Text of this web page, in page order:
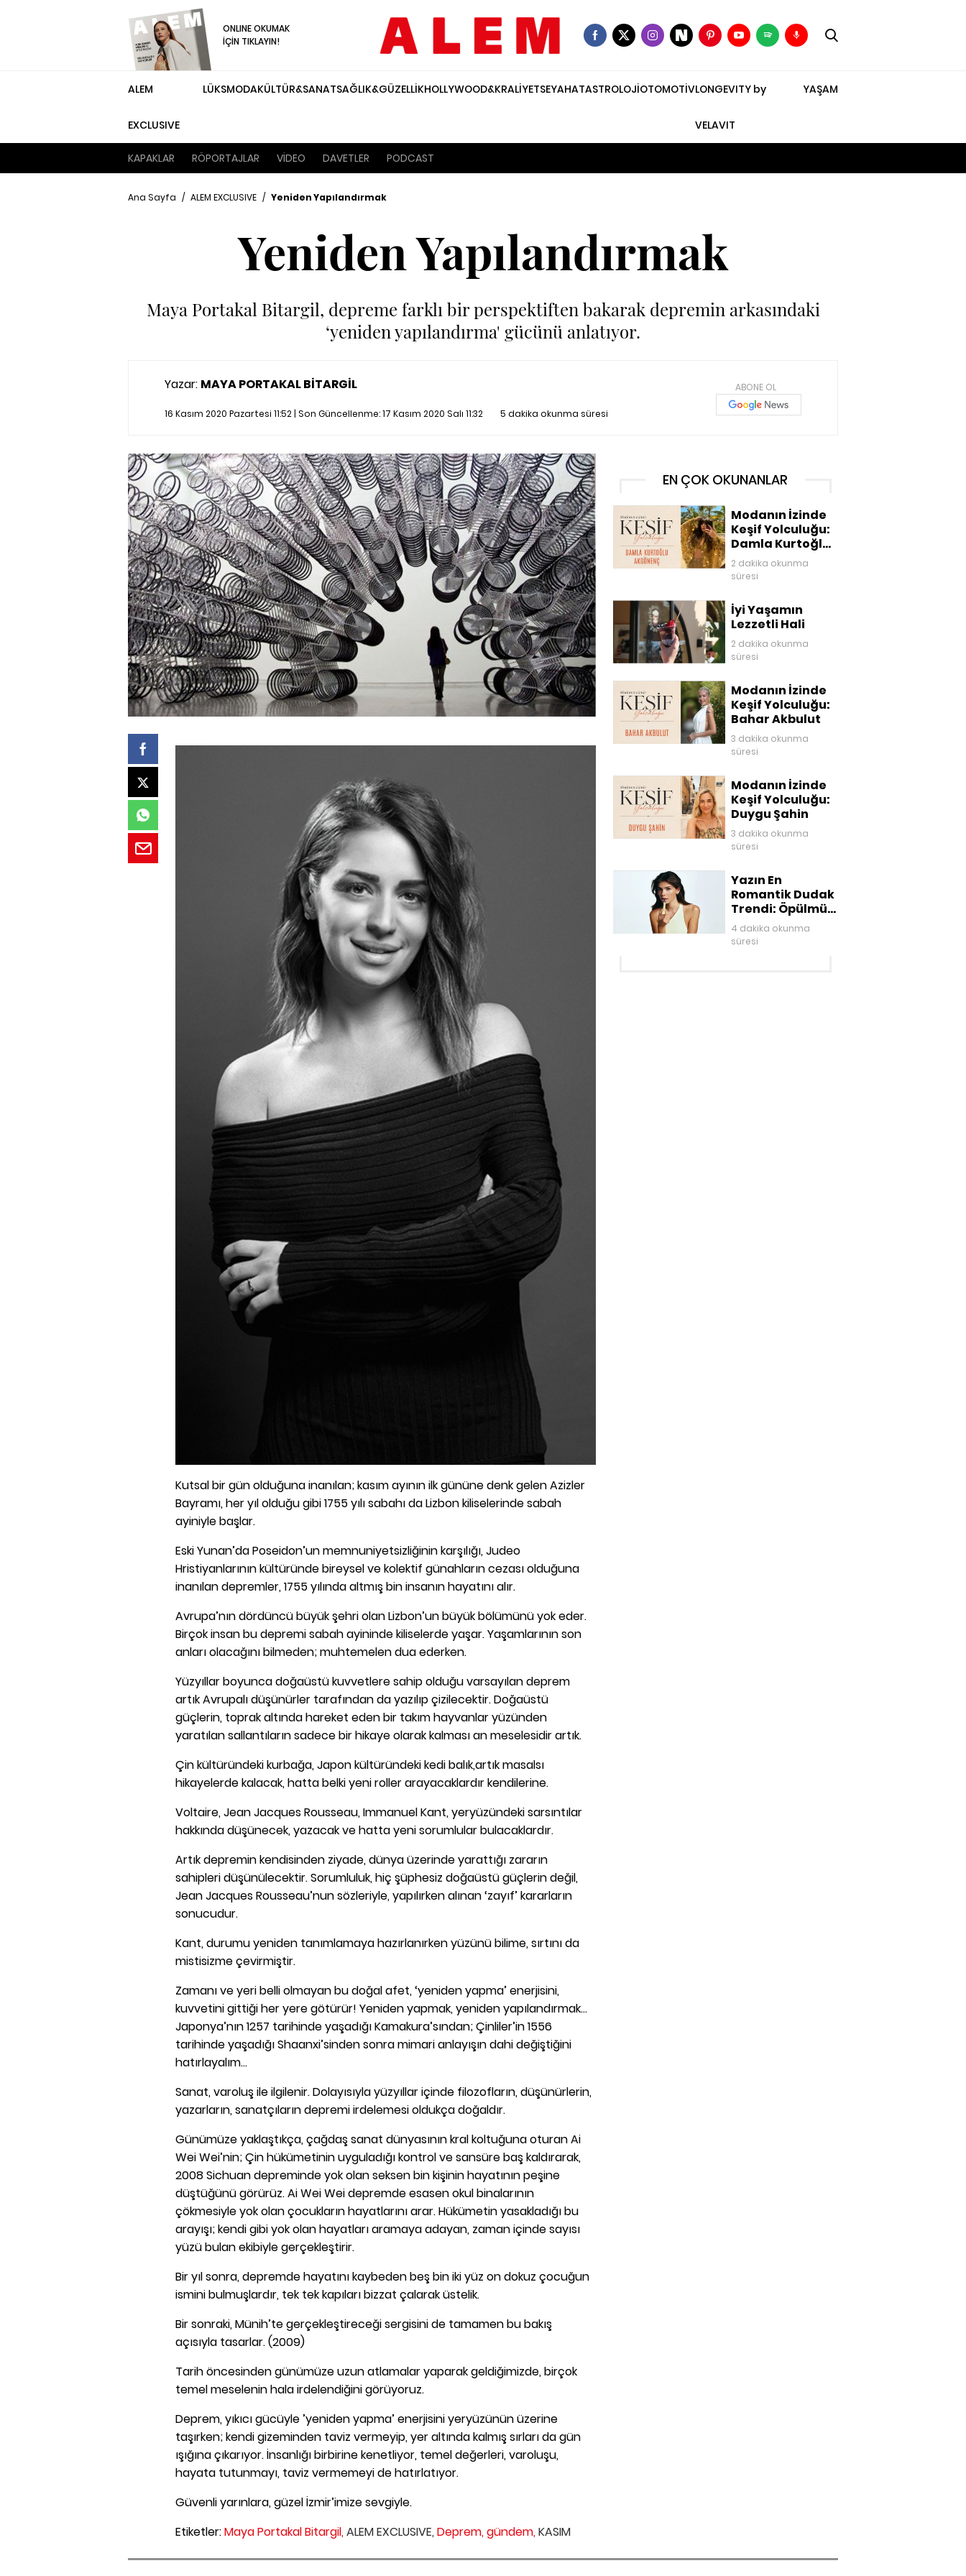
ONLINE OKUMAK
İÇİN TIKLAYIN!
ALEM
EXCLUSIVE
LÜKSMODAKÜLTÜR&SANATSAĞLIK&GÜZELLİKHOLLYWOOD&KRALİYETSEYAHATASTROLOJİOTOMOTİVLONGEVITY by
VELAVIT
YAŞAM
KAPAKLAR RÖPORTAJLAR VİDEO DAVETLER PODCAST
Ana Sayfa / ALEM EXCLUSIVE / Yeniden Yapılandırmak
Yeniden Yapılandırmak
Maya Portakal Bitargil, depreme farklı bir perspektiften bakarak depremin arkasındaki
‘yeniden yapılandırma' gücünü anlatıyor.
Yazar: MAYA PORTAKAL BİTARGİL
16 Kasım 2020 Pazartesi 11:52 | Son Güncellenme:17 Kasım 2020 Salı 11:32 5 dakika okunma süresi
ABONE OL
Kutsal bir gün olduğuna inanılan; kasım ayının ilk gününe denk gelen Azizler
Bayramı, her yıl olduğu gibi 1755 yılı sabahı da Lizbon kiliselerinde sabah
ayiniyle başlar.
Eski Yunan’da Poseidon’un memnuniyetsizliğinin karşılığı, Judeo
Hristiyanlarının kültüründe bireysel ve kolektif günahların cezası olduğuna
inanılan depremler, 1755 yılında altmış bin insanın hayatını alır.
Avrupa’nın dördüncü büyük şehri olan Lizbon’un büyük bölümünü yok eder.
Birçok insan bu depremi sabah ayininde kiliselerde yaşar. Yaşamlarının son
anları olacağını bilmeden; muhtemelen dua ederken.
Yüzyıllar boyunca doğaüstü kuvvetlere sahip olduğu varsayılan deprem
artık Avrupalı düşünürler tarafından da yazılıp çizilecektir. Doğaüstü
güçlerin, toprak altında hareket eden bir takım hayvanlar yüzünden
yaratılan sallantıların sadece bir hikaye olarak kalması an meselesidir artık.
Çin kültüründeki kurbağa, Japon kültüründeki kedi balık,artık masalsı
hikayelerde kalacak, hatta belki yeni roller arayacaklardır kendilerine.
Voltaire, Jean Jacques Rousseau, Immanuel Kant, yeryüzündeki sarsıntılar
hakkında düşünecek, yazacak ve hatta yeni sorumlular bulacaklardır.
Artık depremin kendisinden ziyade, dünya üzerinde yarattığı zararın
sahipleri düşünülecektir. Sorumluluk, hiç şüphesiz doğaüstü güçlerin değil,
Jean Jacques Rousseau’nun sözleriyle, yapılırken alınan ‘zayıf’ kararların
sonucudur.
Kant, durumu yeniden tanımlamaya hazırlanırken yüzünü bilime, sırtını da
mistisizme çevirmiştir.
Zamanı ve yeri belli olmayan bu doğal afet, ‘yeniden yapma’ enerjisini,
kuvvetini gittiği her yere götürür! Yeniden yapmak, yeniden yapılandırmak...
Japonya’nın 1257 tarihinde yaşadığı Kamakura’sından; Çinliler’in 1556
tarihinde yaşadığı Shaanxi’sinden sonra mimari anlayışın dahi değiştiğini
hatırlayalım...
Sanat, varoluş ile ilgilenir. Dolayısıyla yüzyıllar içinde filozofların, düşünürlerin,
yazarların, sanatçıların depremi irdelemesi oldukça doğaldır.
Günümüze yaklaştıkça, çağdaş sanat dünyasının kral koltuğuna oturan Ai
Wei Wei’nin; Çin hükümetinin uyguladığı kontrol ve sansüre baş kaldırarak,
2008 Sichuan depreminde yok olan seksen bin kişinin hayatının peşine
düştüğünü görürüz. Ai Wei Wei depremde esasen okul binalarının
çökmesiyle yok olan çocukların hayatlarını arar. Hükümetin yasakladığı bu
arayışı; kendi gibi yok olan hayatları aramaya adayan, zaman içinde sayısı
yüzü bulan ekibiyle gerçekleştirir.
Bir yıl sonra, depremde hayatını kaybeden beş bin iki yüz on dokuz çocuğun
ismini bulmuşlardır, tek tek kapıları bizzat çalarak üstelik.
Bir sonraki, Münih’te gerçekleştireceği sergisini de tamamen bu bakış
açısıyla tasarlar. (2009)
Tarih öncesinden günümüze uzun atlamalar yaparak geldiğimizde, birçok
temel meselenin hala irdelendiğini görüyoruz.
Deprem, yıkıcı gücüyle ’yeniden yapma’ enerjisini yeryüzünün üzerine
taşırken; kendi gizeminden taviz vermeyip, yer altında kalmış sırları da gün
ışığına çıkarıyor. İnsanlığı birbirine kenetliyor, temel değerleri, varoluşu,
hayata tutunmayı, taviz vermemeyi de hatırlatıyor.
Güvenli yarınlara, güzel İzmir’imize sevgiyle.
Etiketler:Maya Portakal Bitargil,ALEM EXCLUSIVE, Deprem,gündem,KASIM
EN ÇOK OKUNANLAR
Modanın İzinde
Keşif Yolculuğu:
Damla Kurtoğlu
Akgönenç
2 dakika okunma
süresi
İyi Yaşamın
Lezzetli Hali
2 dakika okunma
süresi
Modanın İzinde
Keşif Yolculuğu:
Bahar Akbulut
3 dakika okunma
süresi
Modanın İzinde
Keşif Yolculuğu:
Duygu Şahin
3 dakika okunma
süresi
Yazın En
Romantik Dudak
Trendi: Öpülmüş
Dudaklar
4 dakika okunma
süresi